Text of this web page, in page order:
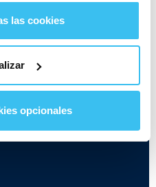
las cookies
opcionales